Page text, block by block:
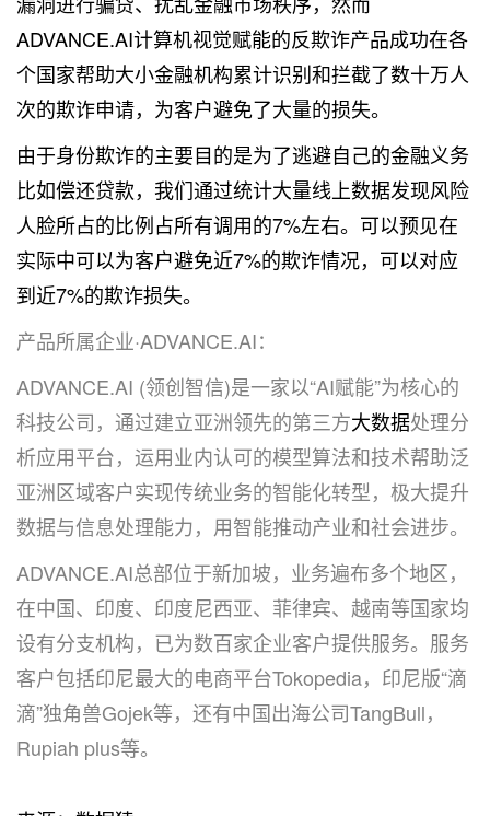
ADVANCE.AI计算机视觉赋能的反欺诈产品成功在各
个国家帮助大小金融机构累计识别和拦截了数十万人
次的欺诈申请，为客户避免了大量的损失。
由于身份欺诈的主要目的是为了逃避自己的金融义务
比如偿还贷款，我们通过统计大量线上数据发现风险
人脸所占的比例占所有调用的7%左右。可以预见在
实际中可以为客户避免近7%的欺诈情况，可以对应
到近7%的欺诈损失。
产品所属企业·ADVANCE.AI：
ADVANCE.AI (领创智信)是一家以“AI赋能”为核心的
科技公司，通过建立亚洲领先的第三方大数据处理分
析应用平台，运用业内认可的模型算法和技术帮助泛
亚洲区域客户实现传统业务的智能化转型，极大提升
数据与信息处理能力，用智能推动产业和社会进步。
ADVANCE.AI总部位于新加坡，业务遍布多个地区，
在中国、印度、印度尼西亚、菲律宾、越南等国家均
设有分支机构，已为数百家企业客户提供服务。服务
客户包括印尼最大的电商平台Tokopedia，印尼版“滴
滴”独角兽Gojek等，还有中国出海公司TangBull，
Rupiah plus等。